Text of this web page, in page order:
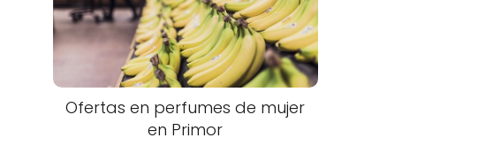
Ofertas en perfumes de mujer
en Primor